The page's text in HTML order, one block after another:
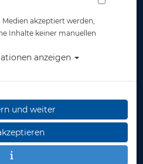
Medien akzeptiert werden,
Inhalte keiner manuellen
anzeigen
und weiter